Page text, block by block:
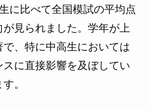
に比べて全国模試の平均点
見られました。学年が上
、特に中高生においては
に直接影響を及ぼしてい
。